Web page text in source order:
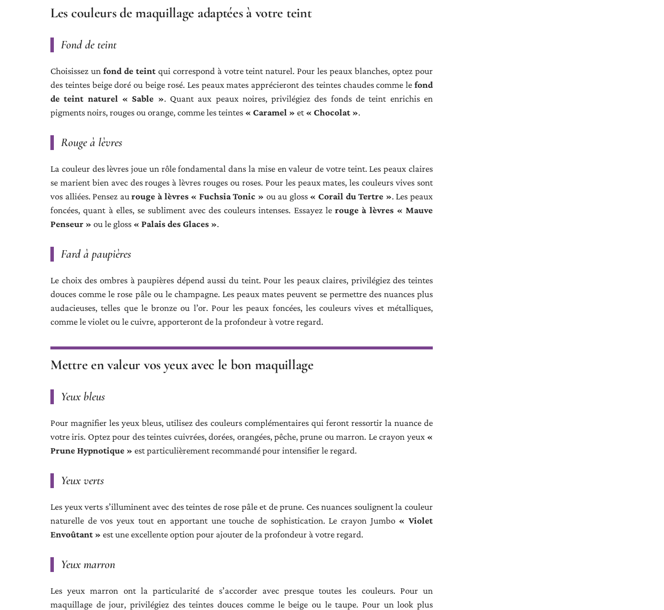
Les couleurs de maquillage adaptées à votre teint
Fond de teint
Choisissez un fond de teintqui correspond à votre teint naturel. Pour les peaux blanches, optez pour
des teintes beige doré ou beige rosé. Les peaux mates apprécieront des teintes chaudes comme le fond
de teint naturel « Sable ». Quant aux peaux noires, privilégiez des fonds de teint enrichis en
pigments noirs, rouges ou orange, comme les teintes « Caramel » et« Chocolat ».
Rouge à lèvres
La couleur des lèvres joue un rôle fondamental dans la mise en valeur de votre teint. Les peaux claires
se marient bien avec des rouges à lèvres rouges ou roses. Pour les peaux mates, les couleurs vives sont
vos alliées. Pensez aurouge à lèvres « Fuchsia Tonic » ou au gloss « Corail du Tertre ». Les peaux
foncées, quant à elles, se subliment avec des couleurs intenses. Essayez le rouge à lèvres « Mauve
Penseur » ou le gloss « Palais des Glaces ».
Fard à paupières
Le choix des ombres à paupières dépend aussi du teint. Pour les peaux claires, privilégiez des teintes
douces comme le rose pâle ou le champagne. Les peaux mates peuvent se permettre des nuances plus
audacieuses, telles que le bronze ou l’or. Pour les peaux foncées, les couleurs vives et métalliques,
comme le violet ou le cuivre, apporteront de la profondeur à votre regard.
Mettre en valeur vos yeux avec le bon maquillage
Yeux bleus
Pour magnifier les yeux bleus, utilisez des couleurs complémentaires qui feront ressortir la nuance de
votre iris. Optez pour des teintes cuivrées, dorées, orangées, pêche, prune ou marron. Le crayon yeux «
Prune Hypnotique » est particulièrement recommandé pour intensifier le regard.
Yeux verts
Les yeux verts s’illuminent avec des teintes de rose pâle et de prune. Ces nuances soulignent la couleur
naturelle de vos yeux tout en apportant une touche de sophistication. Le crayon Jumbo « Violet
Envoûtant » est une excellente option pour ajouter de la profondeur à votre regard.
Yeux marron
Les yeux marron ont la particularité de s’accorder avec presque toutes les couleurs. Pour un
maquillage de jour, privilégiez des teintes douces comme le beige ou le taupe. Pour un look plus